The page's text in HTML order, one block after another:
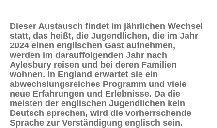
Dieser Austausch findet im jährlichen Wechsel
statt, das heißt, die Jugendlichen, die im Jahr
2024 einen englischen Gast aufnehmen,
werden im darauffolgenden Jahr nach
Aylesbury reisen und bei deren Familien
wohnen. In England erwartet sie ein
abwechslungsreiches Programm und viele
neue Erfahrungen und Erlebnisse. Da die
meisten der englischen Jugendlichen kein
Deutsch sprechen, wird die vorherrschende
Sprache zur Verständigung englisch sein.